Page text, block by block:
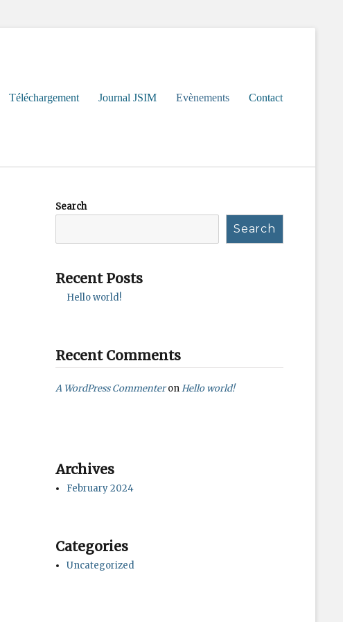
Téléchargement Journal JSIM Evènements Contact
Search
Search
Recent Posts
Hello world!
Recent Comments
A WordPress CommenteronHello world!
Archives
February 2024
Categories
Uncategorized